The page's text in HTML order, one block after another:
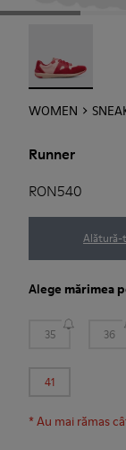
WOMEN
Runner
RON540
Alătură-
Alege mărimea
35 36
41
*Au mai rămas